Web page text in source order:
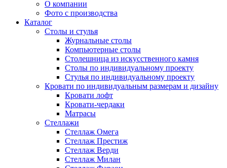
О компании
Фото с производства
Каталог
Cтолы и стулья
Журнальные столы
Компьютерные столы
Столешница из искусственного камня
Столы по индивидуальному проекту
Стулья по индивидуальному проекту
Кровати по индивидуальным размерам и дизайну
Кровати лофт
Кровати-чердаки
Матрасы
Стеллажи
Стеллаж Омега
Стеллаж Престиж
Стеллаж Верди
Стеллаж Милан